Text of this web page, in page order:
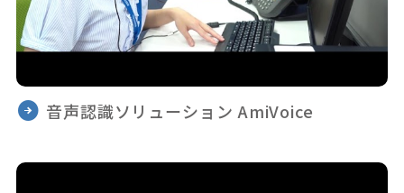
音声認識ソリューション AmiVoice